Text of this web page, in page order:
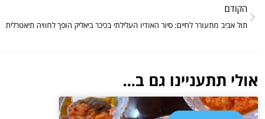
הקודם
תול אביב מתעורר לחיים: סיור האודיו העלילתי בכיכר ביאליק הופך לחוויה תיאטרלית
אולי תתעניינו גם ב...